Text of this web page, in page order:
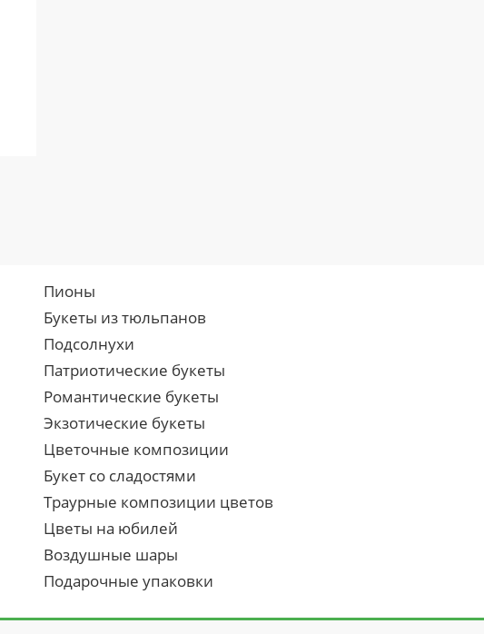
Пионы
Букеты из тюльпанов
Подсолнухи
Патриотические букеты
Романтические букеты
Экзотические букеты
Цветочные композиции
Букет со сладостями
Траурные композиции цветов
Цветы на юбилей
Воздушные шары
Подарочные упаковки